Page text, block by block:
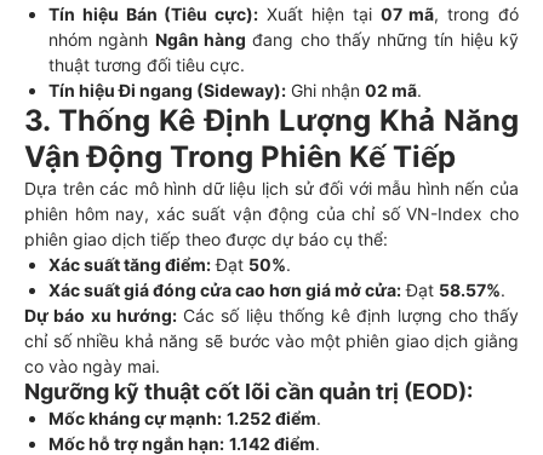
Tín hiệu Bán (Tiêu cực): Xuất hiện tại 07 mã, trong đó
nhóm ngành Ngân hàng đang cho thấy những tín hiệu kỹ
thuật tương đối tiêu cực.
Tín hiệu Đi ngang (Sideway): Ghi nhận 02 mã.
3. Thống Kê Định Lượng Khả Năng
Vận Động Trong Phiên Kế Tiếp
Dựa trên các mô hình dữ liệu lịch sử đối với mẫu hình nến của
phiên hôm nay, xác suất vận động của chỉ số VN-Index cho
phiên giao dịch tiếp theo được dự báo cụ thể:
Xác suất tăng điểm:Đạt 50%.
Xác suất giá đóng cửa cao hơn giá mở cửa:Đạt 58.57%.
Dự báo xu hướng:Các số liệu thống kê định lượng cho thấy
chỉ số nhiều khả năng sẽ bước vào một phiên giao dịch giằng
co vào ngày mai.
Ngưỡng kỹ thuật cốt lõi cần quản trị (EOD):
Mốc kháng cự mạnh: 1.252 điểm.
Mốc hỗ trợ ngắn hạn: 1.142 điểm.